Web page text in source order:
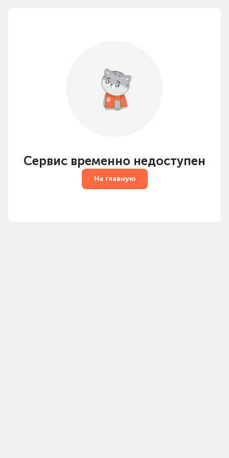
Сервис временно недоступен
На главную